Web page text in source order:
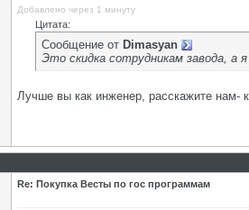
Добавлено через 1 минуту
Цитата:
Сообщение от Dimasyan
Это скидка сотрудникам завода, а
Лучше вы как инженер, расскажите нам-
Re: Покупка Весты по гос программам